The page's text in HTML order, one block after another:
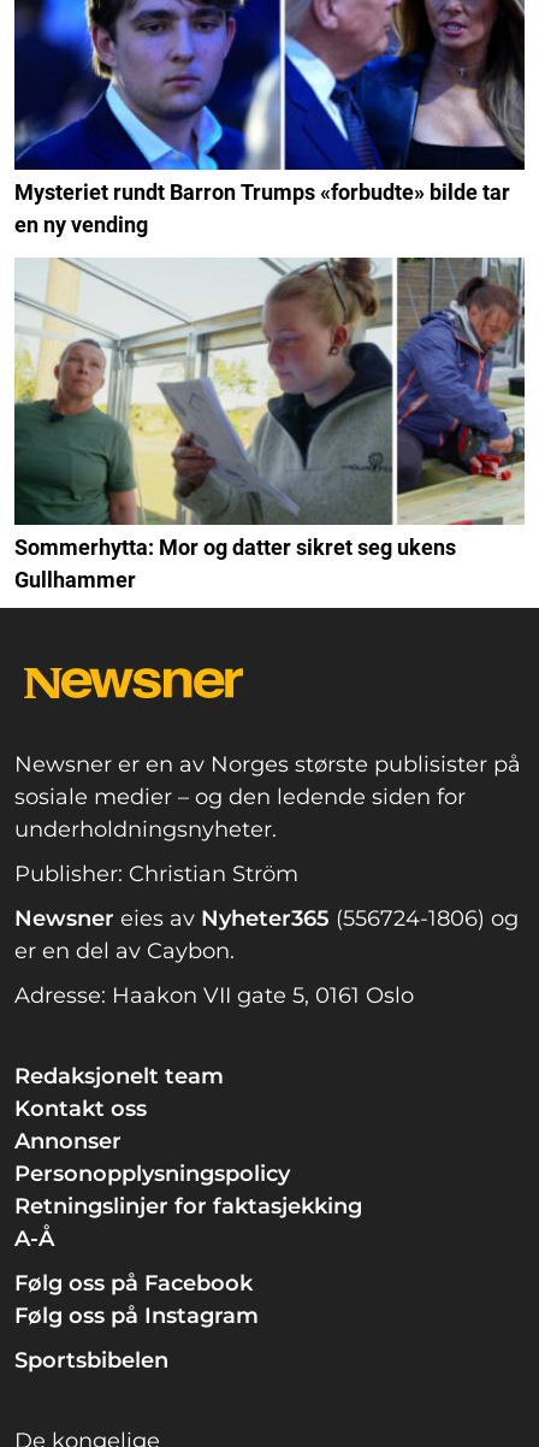
Mysteriet rundt Barron Trumps «forbudte» bilde tar
en ny vending
Sommerhytta: Mor og datter sikret seg ukens
Gullhammer
Newsner er en av Norges største publisister på
sosiale medier – og den ledende siden for
underholdningsnyheter.
Publisher: Christian Ström
Newsner eies av Nyheter365 (556724-1806) og
er en del av Caybon.
Adresse: Haakon VII gate 5, 0161 Oslo
Redaksjonelt team
Kontakt oss
Annonser
Personopplysningspolicy
Retningslinjer for faktasjekking
A-Å
Følg oss på Facebook
Følg oss på Instagram
Sportsbibelen
De kongelige